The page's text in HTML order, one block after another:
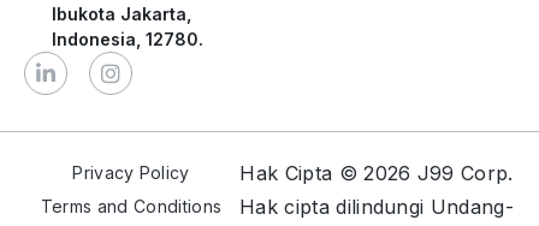
Ibukota Jakarta,
Indonesia, 12780.
Hak Cipta © 2026 J99 Corp.
Hak cipta dilindungi Undang-
Privacy Policy
Terms and Conditions